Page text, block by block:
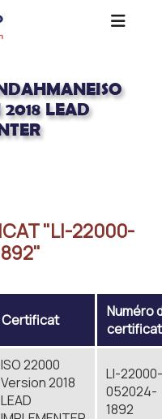
LEAD
"LI-22000-
Certificat
Numéro
ISO 22000
Version 2018
LEAD
LI-22000-
052024-
1892